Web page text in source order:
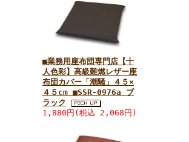
■業務用座布団専門店【十
人色彩】高級難燃レザー座
布団カバー「潮騒」４５×
４５cm ■SSR-0976a ブ
ラック
1,880円(税込 2,068円)